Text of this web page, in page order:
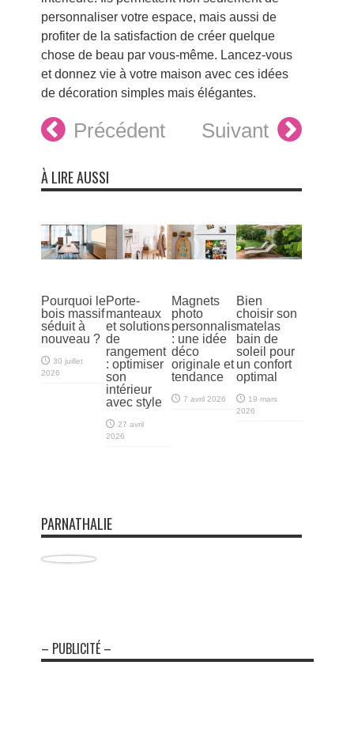
personnaliser votre espace, mais aussi de
profiter de la satisfaction de créer quelque
chose de beau par vous-même. Lancez-vous
et donnez vie à votre maison avec ces idées
de décoration simples mais élégantes.
Précédent Suivant
À LIRE AUSSI
Pourquoi le
bois massif
séduit à
nouveau ?
30 juillet
2026
Porte-
manteaux
et solutions
de
rangement
: optimiser
son
intérieur
avec style
27 avril
2026
Magnets
photo
personnalisés
: une idée
déco
originale et
tendance
7 avril 2026
Bien
choisir son
matelas
bain de
soleil pour
un confort
optimal
19 mars
2026
PARNATHALIE
– PUBLICITÉ –